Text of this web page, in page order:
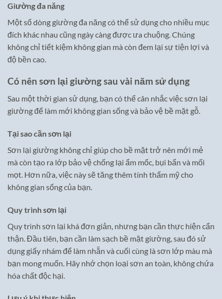
Giường đa năng
Một số dòng giường đa năng có thể sử dụng cho nhiều mục
đích khác nhau cũng ngày càng được ưa chuộng. Chúng
không chỉ tiết kiệm không gian mà còn đem lại sự tiện lợi và
độ bền cao.
Có nên sơn lại giường sau vài năm sử dụng
Sau một thời gian sử dụng, bạn có thể cân nhắc việc sơn lại
giường để làm mới không gian sống và bảo vệ bề mặt gỗ.
Tại sao cần sơn lại
Sơn lại giường không chỉ giúp cho bề mặt trở nên mới mẻ
mà còn tạo ra lớp bảo vệ chống lại ẩm mốc, bụi bẩn và mối
mọt. Hơn nữa, việc này sẽ tăng thêm tính thẩm mỹ cho
không gian sống của bạn.
Quy trình sơn lại
Quy trình sơn lại khá đơn giản, nhưng bạn cần thực hiện cẩn
thận. Đầu tiên, bạn cần làm sạch bề mặt giường, sau đó sử
dụng giấy nhám để làm nhẵn và cuối cùng là sơn lớp màu mà
bạn mong muốn. Hãy nhớ chọn loại sơn an toàn, không chứa
hóa chất độc hại.